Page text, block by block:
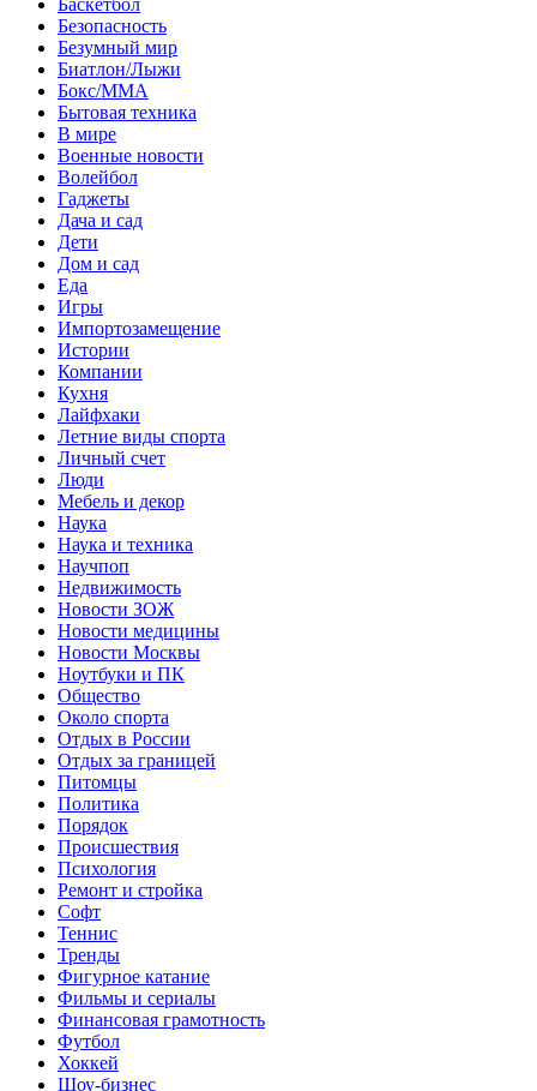
Безопасность
Безумный мир
Биатлон/Лыжи
Бокс/MMA
Бытовая техника
В мире
Военные новости
Волейбол
Гаджеты
Дача и сад
Дети
Дом и сад
Еда
Игры
Импортозамещение
Истории
Компании
Кухня
Лайфхаки
Летние виды спорта
Личный счет
Люди
Мебель и декор
Наука
Наука и техника
Научпоп
Недвижимость
Новости ЗОЖ
Новости медицины
Новости Москвы
Ноутбуки и ПК
Общество
Около спорта
Отдых в России
Отдых за границей
Питомцы
Политика
Порядок
Происшествия
Психология
Ремонт и стройка
Софт
Теннис
Тренды
Фигурное катание
Фильмы и сериалы
Финансовая грамотность
Футбол
Хоккей
Шоу-бизнес